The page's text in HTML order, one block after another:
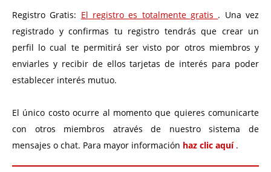
Registro Gratis: El registro es totalmente gratis . Una vez
registrado y confirmas tu registro tendrás que crear un
perfil lo cual te permitirá ser visto por otros miembros y
enviarles y recibir de ellos tarjetas de interés para poder
establecer interés mutuo.
El único costo ocurre al momento que quieres comunicarte
con otros miembros através de nuestro sistema de
mensajes o chat. Para mayor información haz clic aquí .